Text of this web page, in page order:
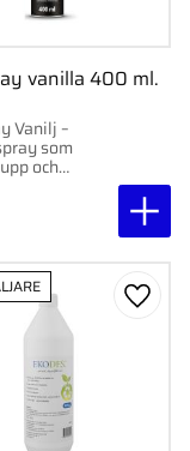
vanilla 400 ml.
Vanilj –
som
och
Lägg